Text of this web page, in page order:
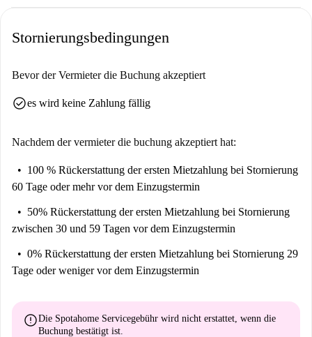
Stornierungsbedingungen
Bevor der Vermieter die Buchung akzeptiert
check_circlees wird keine Zahlung fällig
Nachdem der vermieter die buchung akzeptiert hat:
100 % Rückerstattung der ersten Mietzahlung bei Stornierung
60 Tage oder mehr vor dem Einzugstermin
50% Rückerstattung der ersten Mietzahlung bei Stornierung
zwischen 30 und 59 Tagen vor dem Einzugstermin
0% Rückerstattung der ersten Mietzahlung bei Stornierung 29
Tage oder weniger vor dem Einzugstermin
errorDie Spotahome Servicegebühr wird nicht erstattet, wenn die
Buchung bestätigt ist.